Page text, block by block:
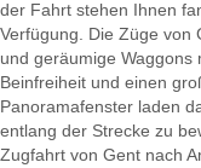
der Fahrt stehen Ihnen
Verfügung. Die Züge von
und geräumige
Beinfreiheit und einen
Panoramafenster laden
entlang der Strecke zu
Zugfahrt von Gent nach